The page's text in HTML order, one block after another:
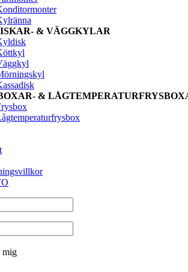
& VÄGGKYLAR
&
mig